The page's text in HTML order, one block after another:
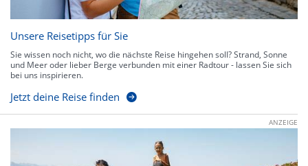
Unsere Reisetipps für Sie
Sie wissen noch nicht, wo die nächste Reise hingehen soll? Strand, Sonne
und Meer oder lieber Berge verbunden mit einer Radtour - lassen Sie sich
bei uns inspirieren.
Jetzt deine Reise finden
ANZEIGE